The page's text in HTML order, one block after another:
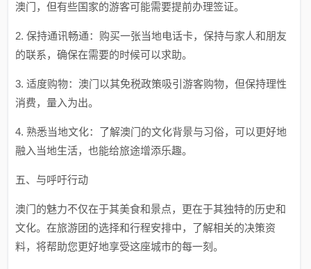
澳门，但有些国家的游客可能需要提前办理签证。
2. 保持通讯畅通：购买一张当地电话卡，保持与家人和朋友
的联系，确保在需要的时候可以求助。
3. 适度购物：澳门以其免税政策吸引游客购物，但保持理性
消费，量入为出。
4. 熟悉当地文化：了解澳门的文化背景与习俗，可以更好地
融入当地生活，也能给旅途增添乐趣。
五、与呼吁行动
澳门的魅力不仅在于其美食和景点，更在于其独特的历史和
文化。在旅游团的选择和行程安排中，了解相关的决策资
料，将帮助您更好地享受这座城市的每一刻。